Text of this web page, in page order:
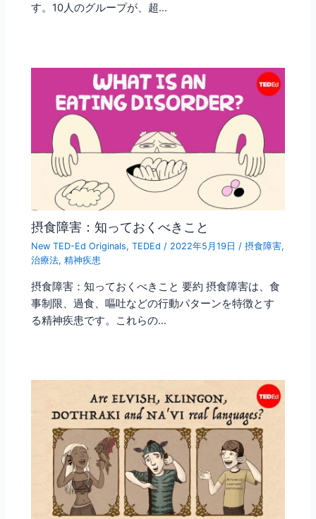
す。10人のグループが、超…
摂食障害：知っておくべきこと
New TED-Ed Originals,TEDEd / 2022年5月19日/摂食障害,
治療法,精神疾患
摂食障害：知っておくべきこと 要約 摂食障害は、食
事制限、過食、嘔吐などの行動パターンを特徴とす
る精神疾患です。これらの…